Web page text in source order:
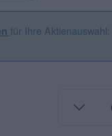
für Ihre Aktienauswahl: